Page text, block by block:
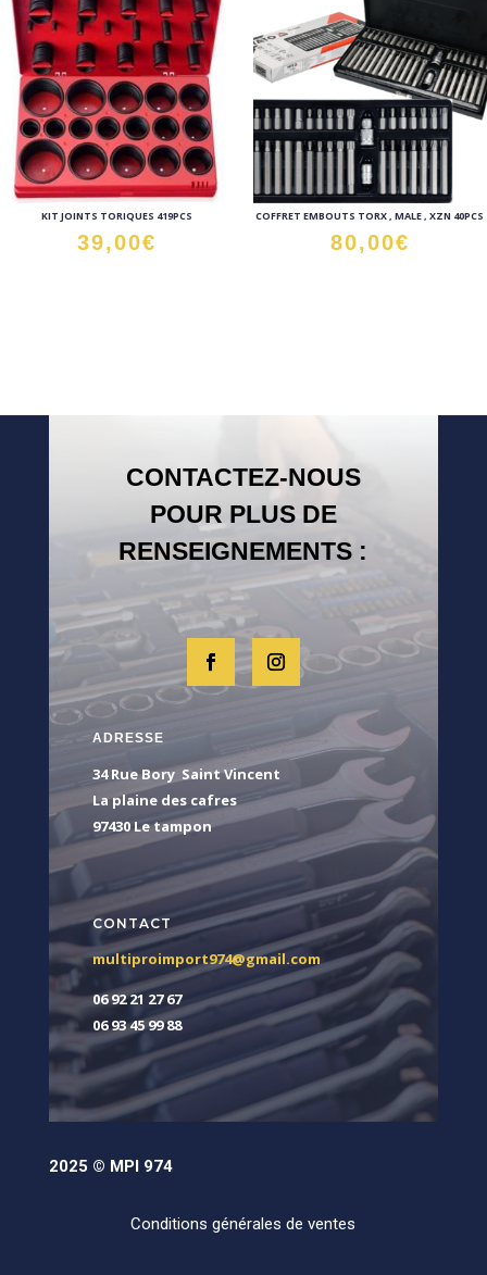
KIT JOINTS TORIQUES 419PCS
39,00€
COFFRET EMBOUTS TORX , MALE , XZN 40PCS
80,00€
CONTACTEZ-NOUS
POUR PLUS DE
RENSEIGNEMENTS :
ADRESSE
34 Rue Bory Saint Vincent
La plaine des cafres
97430 Le tampon
CONTACT
multiproimport974@gmail.com
06 92 21 27 67
06 93 45 99 88
2025 © MPI 974
Conditions générales de ventes